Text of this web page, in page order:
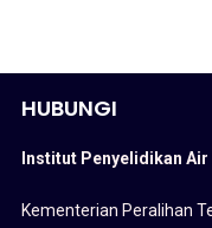
HUBUNGI
Institut Penyelidikan
Kementerian Peralihan